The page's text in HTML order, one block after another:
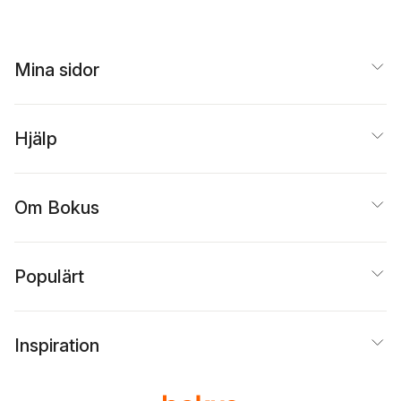
Mina sidor
Hjälp
Om Bokus
Populärt
Inspiration